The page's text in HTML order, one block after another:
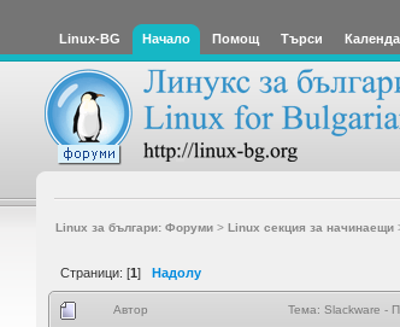
Linux-BG Начало Помощ Търси
Linux за българи: Форуми> Linux секция за начинаещи
Страници: [1] Надолу
Автор Тема: Slackware -